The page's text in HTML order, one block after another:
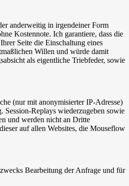
anderweitig in irgendeiner Form
Kostennote. Ich garantiere, dass die
Seite die Einschaltung eines
Willen und würde damit
als eigentliche Triebfeder, sowie
(nur mit anonymisierter IP-Adresse)
Session-Replays wiederzugeben sowie
und werden nicht an Dritte
auf allen Websites, die Mouseflow
Bearbeitung der Anfrage und für